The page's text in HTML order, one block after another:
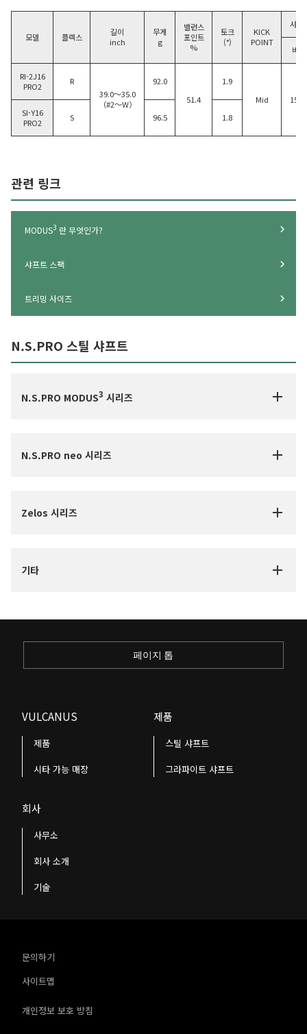
모델 플렉스
길이
inch
무게
g
밸런스
포인트
%
토크
(°)
KICK
POINT
샤프
버트
RI-2J16
PRO2
R
39.0～35.0
（#2〜W）
92.0
51.4
1.9
Mid
SI-Y16
PRO2
S 96.5 1.8
관련 링크
MODUS3 란 무엇인가?
샤프트 스팩
트리밍 사이즈
N.S.PRO 스틸 샤프트
N.S.PRO MODUS3 시리즈
N.S.PRO neo 시리즈
Zelos 시리즈
기타
페이지 톱
VULCANUS
제품
시타 가능 매장
제품
스틸 샤프트
그라파이트 샤프트
회사
사무소
회사 소개
기술
문의하기
사이트맵
개인정보 보호 방침